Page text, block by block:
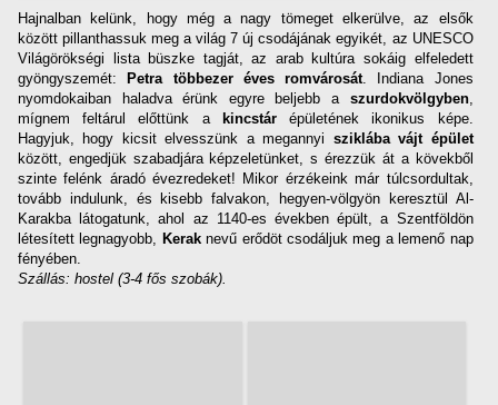
Hajnalban kelünk, hogy még a nagy tömeget elkerülve, az elsők
között pillanthassuk meg a világ 7 új csodájának egyikét, az UNESCO
Világörökségi lista büszke tagját, az arab kultúra sokáig elfeledett
gyöngyszemét:Petra többezer éves romvárosát . Indiana Jones
nyomdokaiban haladva érünk egyre beljebb a szurdokvölgyben,
mígnem feltárul előttünk a kincstárépületének ikonikus képe.
Hagyjuk, hogy kicsit elvesszünk a megannyi sziklába vájt épület
között, engedjük szabadjára képzeletünket, s érezzük át a kövekből
szinte felénk áradó évezredeket! Mikor érzékeink már túlcsordultak,
tovább indulunk, és kisebb falvakon, hegyen-völgyön keresztül Al-
Karakba látogatunk, ahol az 1140-es években épült, a Szentföldön
létesített legnagyobb, Keraknevű erődöt csodáljuk meg a lemenő nap
fényében.
Szállás: hostel (3-4 fős szobák).